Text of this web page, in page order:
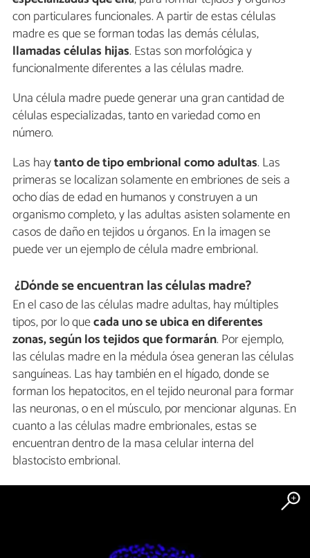
con particulares funcionales. A partir de estas células
madre es que se forman todas las demás células,
llamadas células hijas. Estas son morfológica y
funcionalmente diferentes a las células madre.
Una célula madre puede generar una gran cantidad de
células especializadas, tanto en variedad como en
número.
Las haytanto de tipo embrional como adultas. Las
primeras se localizan solamente en embriones de seis a
ocho días de edad en humanos y construyen a un
organismo completo, y las adultas asisten solamente en
casos de daño en tejidos u órganos. En la imagen se
puede ver un ejemplo de célula madre embrional.
¿Dónde se encuentran las células madre?
En el caso de las células madre adultas, hay múltiples
tipos, por lo quecada uno se ubica en diferentes
zonas, según los tejidos que formarán. Por ejemplo,
las células madre en la médula ósea generan las células
sanguíneas. Las hay también en el hígado, donde se
forman los hepatocitos, en el tejido neuronal para formar
las neuronas, o en el músculo, por mencionar algunas. En
cuanto a las células madre embrionales, estas se
encuentran dentro de la masa celular interna del
blastocisto embrional.